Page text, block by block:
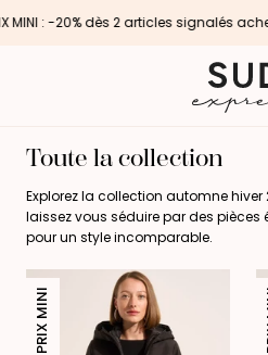
LIVRAISON : Offerte en point
C
o
l
l
e
Toute la collection
Explorez la collection automne hiver
laissez vous séduire par des pièces
pour un style incomparable.
PRIX MINI